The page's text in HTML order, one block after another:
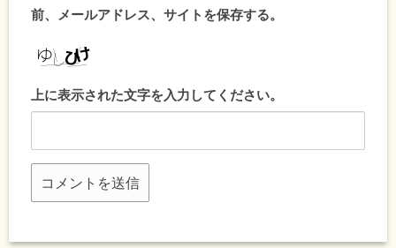
前、メールアドレス、サイトを保存する。
上に表示された文字を入力してください。